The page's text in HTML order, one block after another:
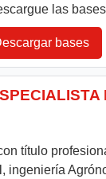
las bases
bases
título
ingeniería